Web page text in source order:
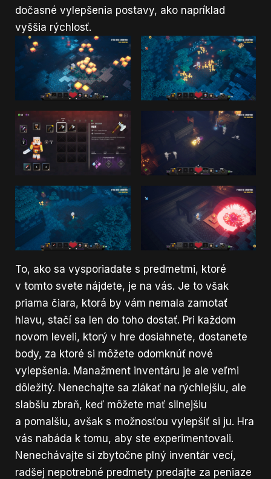
dočasné vylepšenia postavy, ako napríklad
vyššia rýchlosť.
To, ako sa vysporiadate s predmetmi, ktoré
v tomto svete nájdete, je na vás. Je to však
priama čiara, ktorá by vám nemala zamotať
hlavu, stačí sa len do toho dostať. Pri každom
novom leveli, ktorý v hre dosiahnete, dostanete
body, za ktoré si môžete odomknúť nové
vylepšenia. Manažment inventáru je ale veľmi
dôležitý. Nenechajte sa zlákať na rýchlejšiu, ale
slabšiu zbraň, keď môžete mať silnejšiu
a pomalšiu, avšak s možnosťou vylepšiť si ju. Hra
vás nabáda k tomu, aby ste experimentovali.
Nenechávajte si zbytočne plný inventár vecí,
radšej nepotrebné predmety predajte za peniaze